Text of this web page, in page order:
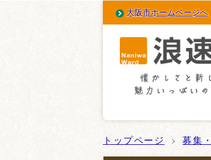
大阪市ホームページへ
トップページ 募集